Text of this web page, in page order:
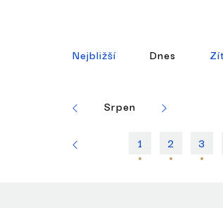
Nejbližší Dnes
Srpen
1 2 3